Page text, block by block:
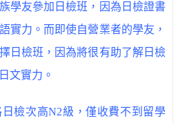
學友參加日檢班，因為日檢證書
實力。而即使自營業者的學友，
日檢班，因為將很有助了解日檢
文實力。
檢次高N2級，僅收費不到留學